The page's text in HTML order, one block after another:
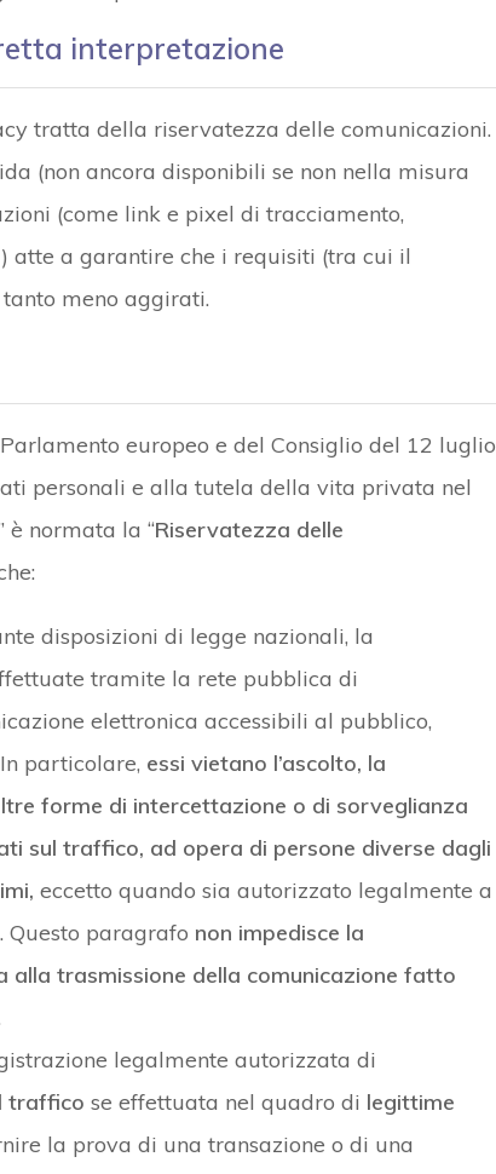
interpretazione
tratta della riservatezza delle comunicazioni.
(non ancora disponibili se non nella misura
(come link e pixel di tracciamento,
atte a garantire che i requisiti (tra cui il
meno aggirati.
europeo e del Consiglio del 12 luglio
personali e alla tutela della vita privata nel
è normata la “Riservatezza delle
disposizioni di legge nazionali, la
tramite la rete pubblica di
elettronica accessibili al pubblico,
particolare, essi vietano l’ascolto, la
forme di intercettazione o di sorveglianza
sul traffico, ad opera di persone diverse dagli
eccetto quando sia autorizzato legalmente a
Questo paragrafo non impedisce la
alla trasmissione della comunicazione fatto
legalmente autorizzata di
traffico se effettuata nel quadro di legittime
la prova di una transazione o di una